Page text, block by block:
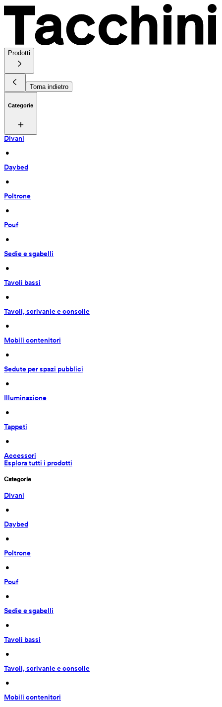
Prodotti
Torna indietro
Categorie
Divani
•
Daybed
•
Poltrone
•
Pouf
•
Sedie e sgabelli
•
Tavoli bassi
•
Tavoli, scrivanie e consolle
•
Mobili contenitori
•
Sedute per spazi pubblici
•
Illuminazione
•
Tappeti
•
Accessori
Esplora tutti i prodotti
Categorie
Divani
•
Daybed
•
Poltrone
•
Pouf
•
Sedie e sgabelli
•
Tavoli bassi
•
Tavoli, scrivanie e consolle
•
Mobili contenitori